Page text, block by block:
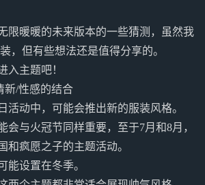
限暖暖的未来版本的一些猜测，虽然我
，但有些想法还是值得分享的。
入主题吧！
新/性感的结合
活动中，可能会推出新的服装风格。
会与火冠节同样重要，至于7月和8月，
和疯愿之子的主题活动。
能设置在冬季。